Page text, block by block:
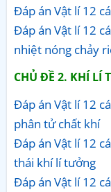
Đáp án Vật lí 12
Đáp án Vật lí 12
nhiệt nóng chảy
CHỦ ĐỀ 2. KHÍ LÍ
Đáp án Vật lí 12
phân tử chất khí
Đáp án Vật lí 12
thái khí lí tưởng
Đáp án Vật lí 12